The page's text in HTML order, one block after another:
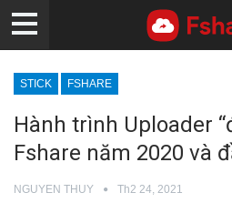
STICK FSHARE
Hành trình Uploader
Fshare năm 2020 và
NGUYEN THUY Th2 24, 2021